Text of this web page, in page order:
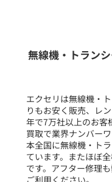
フリーワ
選択
無線機・トラン
エクセリは無線機・
りもお安く販売、レ
年で7万社以上のお客
買取で業界ナンバー
本全国に無線機・ト
ています。またほぼ
です。アフター修理
ご利用ください。